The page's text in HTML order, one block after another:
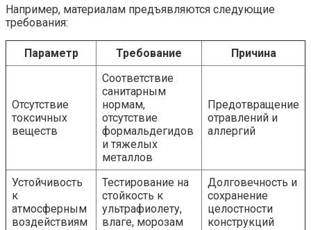
Например, материалам предъявляются следующие
требования:
Параметр Требование Причина
Отсутствие
токсичных
веществ
Соответствие
санитарным
нормам,
отсутствие
формальдегидов
и тяжелых
металлов
Предотвращение
отравлений и
аллергий
Устойчивость
к
атмосферным
воздействиям
Тестирование на
стойкость к
ультрафиолету,
влаге, морозам
Долговечность и
сохранение
целостности
конструкций